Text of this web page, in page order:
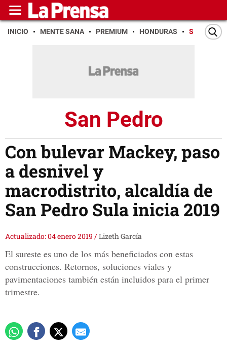
INICIO MENTE SANA PREMIUM HONDURAS SAN PEDRO
San Pedro
Con bulevar Mackey, paso
a desnivel y
macrodistrito, alcaldía de
San Pedro Sula inicia 2019
Actualizado: 04 enero 2019 /Lizeth García
El sureste es uno de los más beneficiados con estas
construcciones. Retornos, soluciones viales y
pavimentaciones también están incluidos para el primer
trimestre.